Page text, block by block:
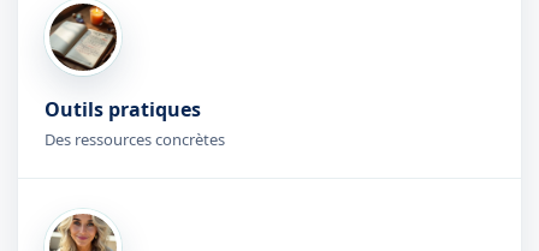
Outils pratiques
Des ressources concrètes